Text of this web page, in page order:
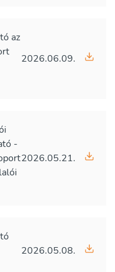
az
2026.06.09.
-
2026.05.21.
2026.05.08.